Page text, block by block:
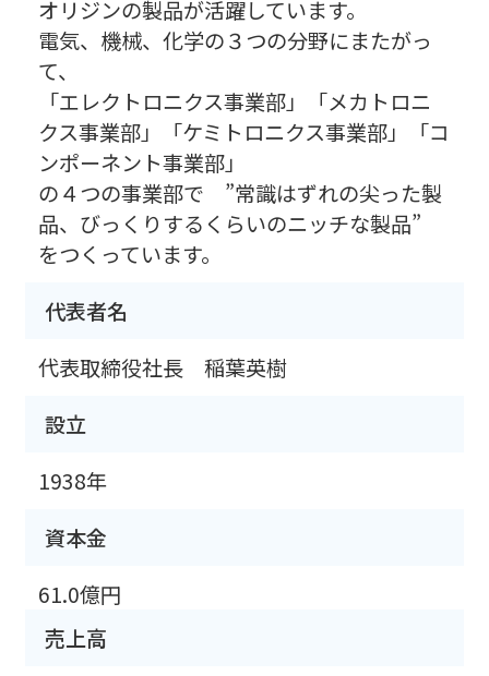
オリジンの製品が活躍しています。
電気、機械、化学の３つの分野にまたがっ
て、
「エレクトロニクス事業部」「メカトロニ
クス事業部」「ケミトロニクス事業部」「コ
ンポーネント事業部」
の４つの事業部で ”常識はずれの尖った製
品、びっくりするくらいのニッチな製品”
をつくっています。
代表者名
代表取締役社長 稲葉英樹
設立
1938年
資本金
61.0億円
売上高